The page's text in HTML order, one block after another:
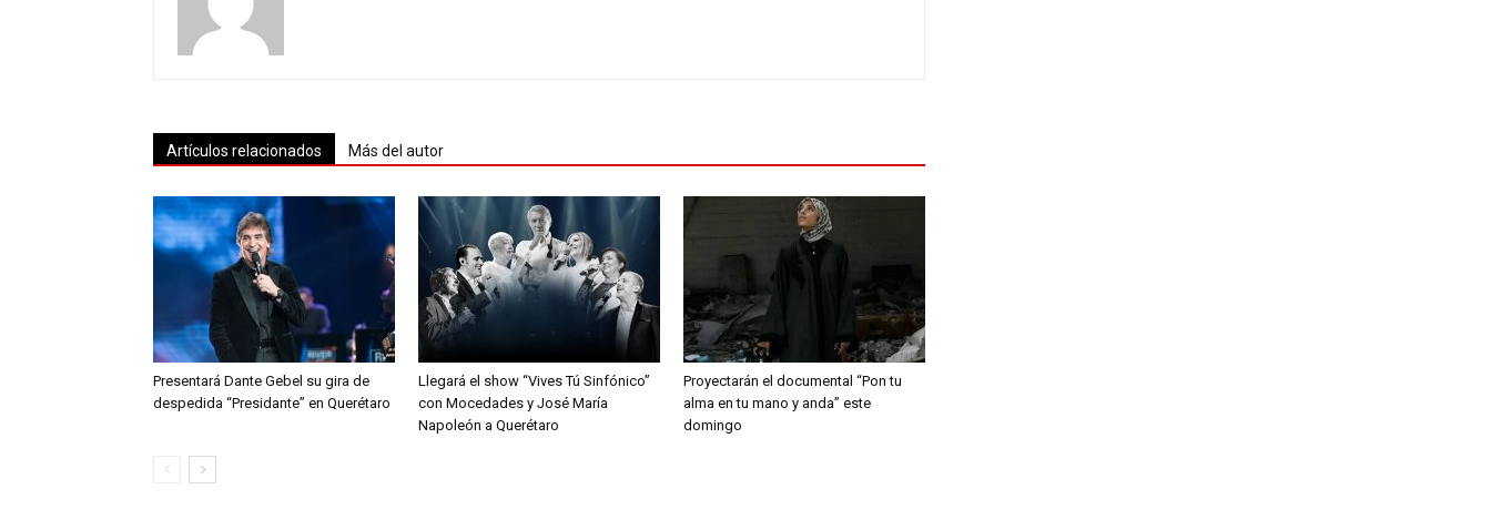
Artículos relacionados Más del autor
Presentará Dante Gebel su gira de
despedida “Presidante” en Querétaro
Llegará el show “Vives Tú Sinfónico”
con Mocedades y José María
Napoleón a Querétaro
Proyectarán el documental “Pon tu
alma en tu mano y anda” este
domingo